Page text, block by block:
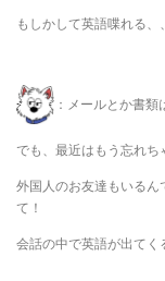
もしかして英語喋れる、
：メールとか書類
でも、最近はもう忘れち
外国人のお友達もいる
て！
会話の中で英語が出て